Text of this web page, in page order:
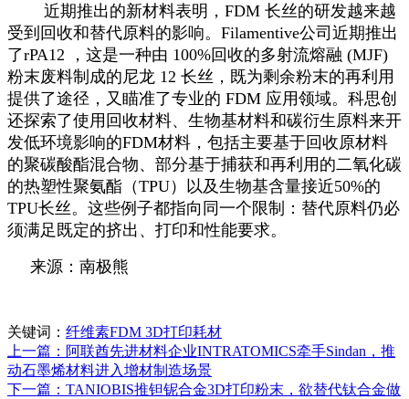
近期推出的新材料表明，FDM 长丝的研发越来越
受到回收和替代原料的影响。Filamentive公司近期推出
了rPA12 ，这是一种由 100%回收的多射流熔融 (MJF)
粉末废料制成的尼龙 12 长丝，既为剩余粉末的再利用
提供了途径，又瞄准了专业的 FDM 应用领域。科思创
还探索了使用回收材料、生物基材料和碳衍生原料来开
发低环境影响的FDM材料，包括主要基于回收原材料
的聚碳酸酯混合物、部分基于捕获和再利用的二氧化碳
的热塑性聚氨酯（TPU）以及生物基含量接近50%的
TPU长丝。这些例子都指向同一个限制：替代原料仍必
须满足既定的挤出、打印和性能要求。
来源：南极熊
关键词： 纤维素FDM 3D打印耗材
上一篇：阿联酋先进材料企业INTRATOMICS牵手Sindan，推
动石墨烯材料进入增材制造场景
下一篇：TANIOBIS推钽铌合金3D打印粉末，欲替代钛合金做